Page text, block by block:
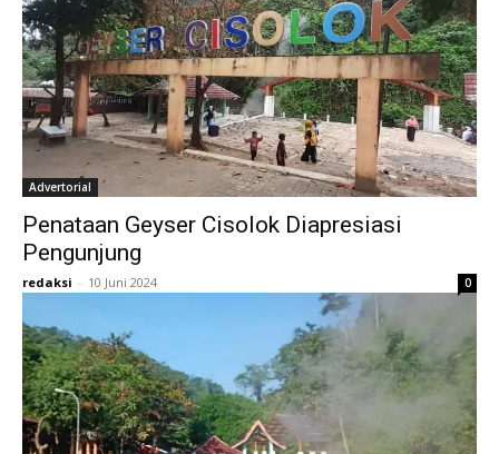
Advertorial
Penataan Geyser Cisolok Diapresiasi
Pengunjung
redaksi - 10 Juni 2024 0